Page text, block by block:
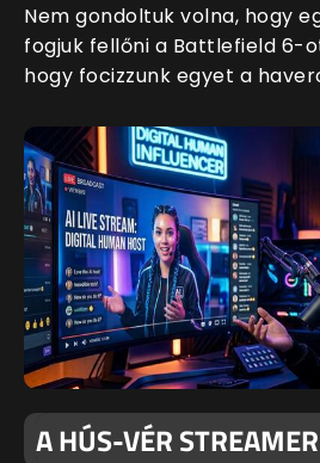
Nem gondoltuk volna, hogy
fogjuk fellőni a Battlefield 6-
hogy focizzunk egyet a
A HÚS-VÉR